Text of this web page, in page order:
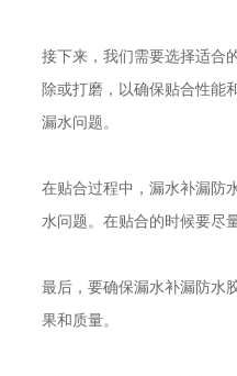
接下来，我们需要选择适合
除或打磨，以确保贴合性能
漏水问题。
在贴合过程中，漏水补漏防
水问题。在贴合的时候要尽
最后，要确保漏水补漏防水
果和质量。